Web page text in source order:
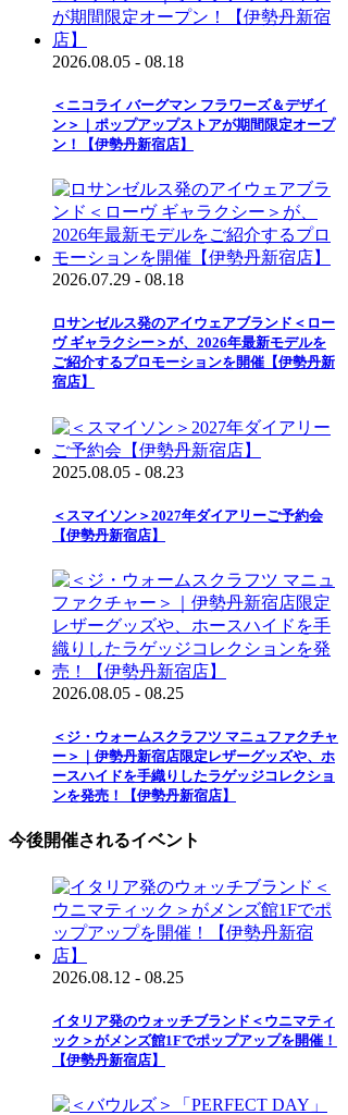
2026.08.05 - 08.18
＜ニコライ バーグマン フラワーズ＆デザイ
ン＞｜ポップアップストアが期間限定オープ
ン！【伊勢丹新宿店】
2026.07.29 - 08.18
ロサンゼルス発のアイウェアブランド＜ロー
ヴ ギャラクシー＞が、2026年最新モデルを
ご紹介するプロモーションを開催【伊勢丹新
宿店】
2025.08.05 - 08.23
＜スマイソン＞2027年ダイアリーご予約会
【伊勢丹新宿店】
2026.08.05 - 08.25
＜ジ・ウォームスクラフツ マニュファクチャ
ー＞｜伊勢丹新宿店限定レザーグッズや、ホ
ースハイドを手織りしたラゲッジコレクショ
ンを発売！【伊勢丹新宿店】
今後開催されるイベント
2026.08.12 - 08.25
イタリア発のウォッチブランド＜ウニマティ
ック＞がメンズ館1Fでポップアップを開催！
【伊勢丹新宿店】